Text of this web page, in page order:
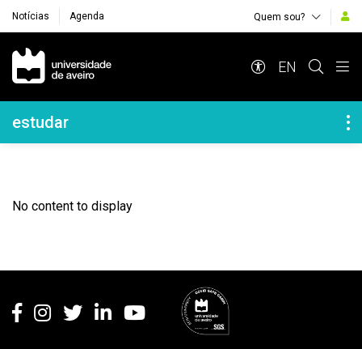
Notícias Agenda Quem sou?
Navegação Principal
EN
Navegação Lateral
estudar
No content to display